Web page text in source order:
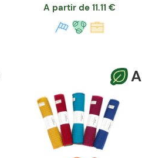
A partir de 11.11 €
A